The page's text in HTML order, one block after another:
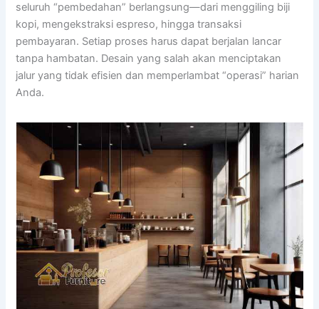
seluruh “pembedahan” berlangsung—dari menggiling biji
kopi, mengekstraksi espreso, hingga transaksi
pembayaran. Setiap proses harus dapat berjalan lancar
tanpa hambatan. Desain yang salah akan menciptakan
jalur yang tidak efisien dan memperlambat “operasi” harian
Anda.